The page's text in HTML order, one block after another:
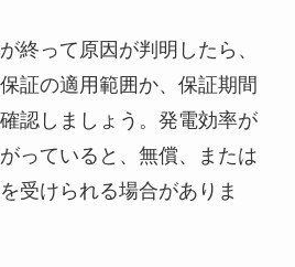
終って原因が判明したら、
証の適用範囲か、保証期間
認しましょう。発電効率が
っていると、無償、または
受けられる場合がありま